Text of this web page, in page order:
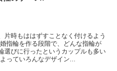
片時もははずすことなく付けるよう
指輪を作る段階で、どんな指輪が
選びに行ったというカップルも多い
っていろんなデザイン...